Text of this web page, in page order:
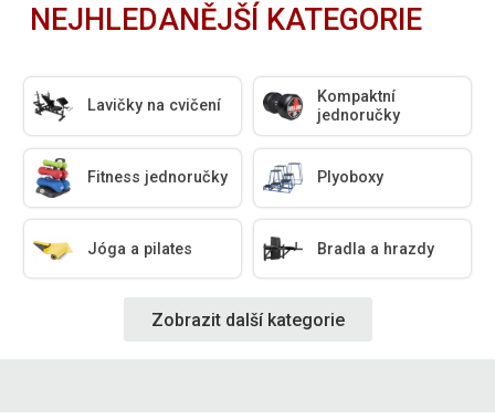
NEJHLEDANĚJŠÍ KATEGORIE
Lavičky na cvičení
Kompaktní
jednoručky
Fitness jednoručky Plyoboxy
Jóga a pilates Bradla a hrazdy
Zobrazit další kategorie